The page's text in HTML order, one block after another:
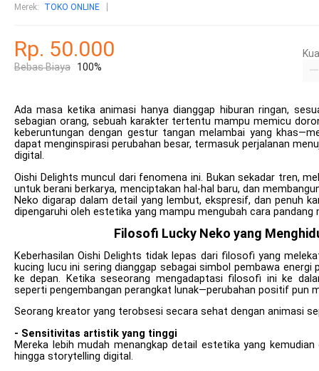
Merek: TOKO ONLINE
Rp. 50.000
Bebas Biaya 100%
Ada masa ketika animasi hanya dianggap hiburan ringan,
sebagian orang, sebuah karakter tertentu mampu memicu
keberuntungan dengan gestur tangan melambai yang
dapat menginspirasi perubahan besar, termasuk perjalanan
digital.
Oishi Delights muncul dari fenomena ini. Bukan sekadar tren,
untuk berani berkarya, menciptakan hal-hal baru, dan
Neko digarap dalam detail yang lembut, ekspresif, dan penuh
dipengaruhi oleh estetika yang mampu mengubah cara pandang
Filosofi Lucky Neko yang
Keberhasilan Oishi Delights tidak lepas dari filosofi yang
kucing lucu ini sering dianggap sebagai simbol pembawa
ke depan. Ketika seseorang mengadaptasi filosofi ini ke
seperti pengembangan perangkat lunak—perubahan positif pun
Seorang kreator yang terobsesi secara sehat dengan animasi
- Sensitivitas artistik yang tinggi
Mereka lebih mudah menangkap detail estetika yang
hingga storytelling digital.